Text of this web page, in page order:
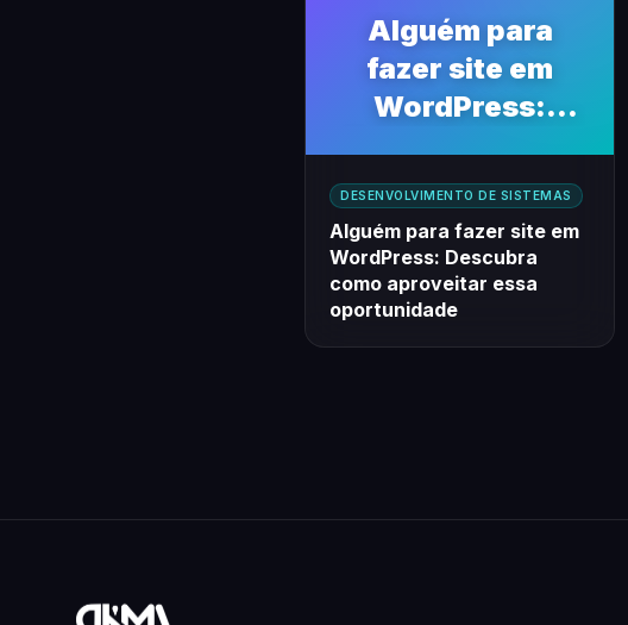
Alguém para
fazer site em
WordPress:
aproveitar essa
oportunidade
DESENVOLVIMENTO DE SISTEMAS
Alguém para fazer site em
WordPress: Descubra
como aproveitar essa
oportunidade